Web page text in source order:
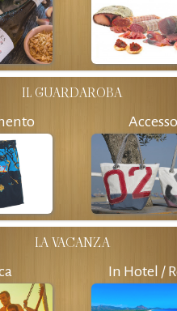
IL GUARDAROBA
LA VACANZA
In Hotel /